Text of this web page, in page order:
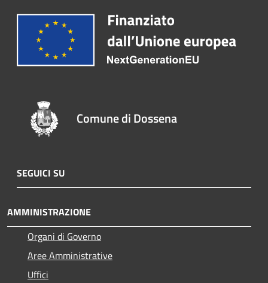
Comune di Dossena
SEGUICI SU
AMMINISTRAZIONE
Organi di Governo
Aree Amministrative
Uffici